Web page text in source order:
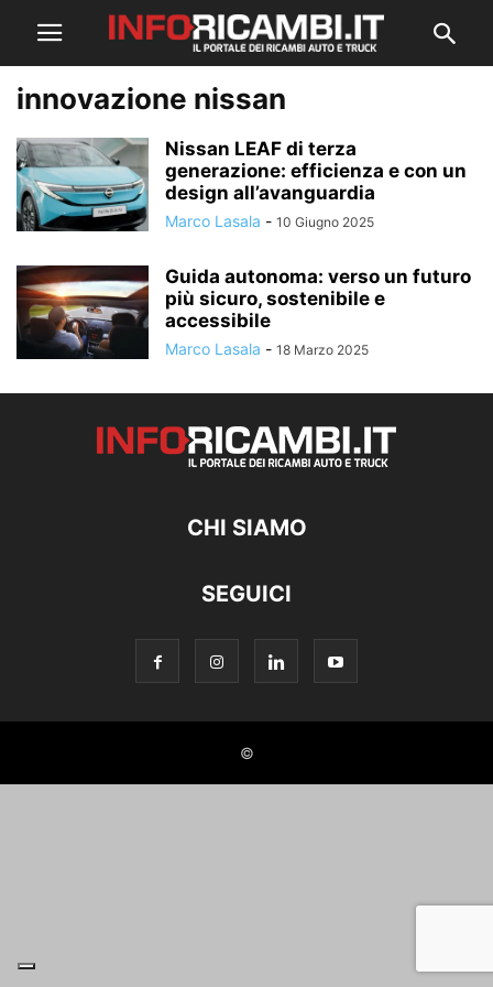
innovazione nissan
Nissan LEAF di terza
generazione: efficienza e con un
design all’avanguardia
Marco Lasala - 10 Giugno 2025
Guida autonoma: verso un futuro
più sicuro, sostenibile e
accessibile
Marco Lasala - 18 Marzo 2025
CHI SIAMO
SEGUICI
©